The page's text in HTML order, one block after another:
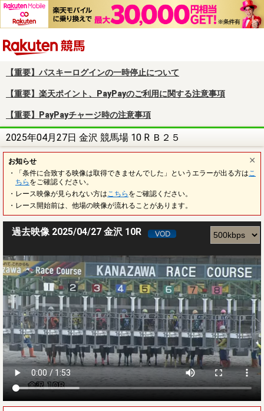
【重要】パスキーログインの一時停止について
【重要】楽天ポイント、PayPayのご利用に関する注意事項
【重要】PayPayチャージ時の注意事項
2025年04月27日 金沢 競馬場 10 R Ｂ２５
お知らせ
・「条件に合致する映像は取得できませんでした」というエラーが出る方は こ
ちら をご確認ください。
・レース映像が見られない方は こちら をご確認ください。
・レース開始前は、他場の映像が流れることがあります。
過去映像 2025/04/27 金沢 10R